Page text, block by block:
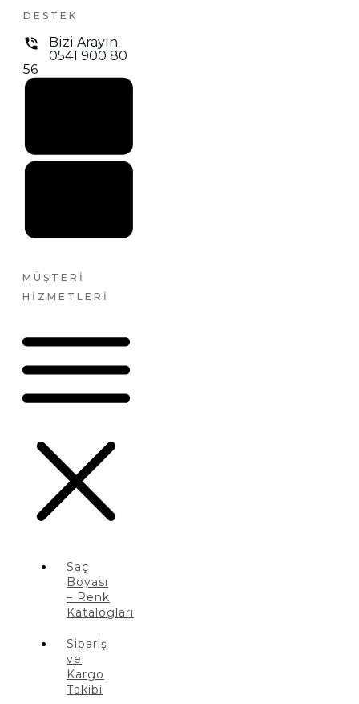
DESTEK
Bizi Arayın:
0541 900 80
56
MÜŞTERI
HIZMETLERI
Saç
Boyası
– Renk
Katalogları
Sipariş
ve
Kargo
Takibi